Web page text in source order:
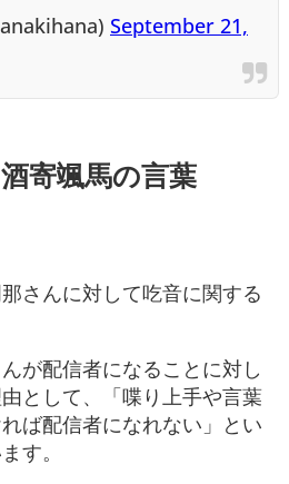
September 21,
寄颯馬の言葉
さんに対して吃音に関する
が配信者になることに対し
として、「喋り上手や言葉
ば配信者になれない」とい
す。